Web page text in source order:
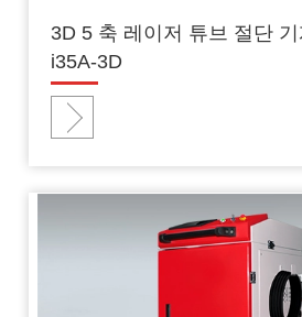
3D 5 축 레이저 튜브 절단
i35A-3D